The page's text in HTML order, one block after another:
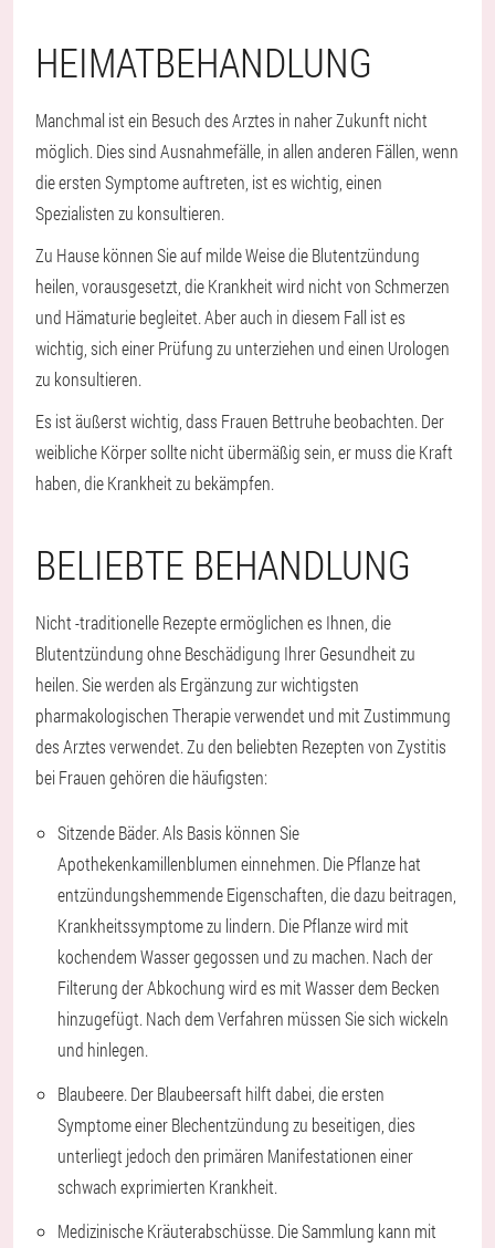
HEIMATBEHANDLUNG
Manchmal ist ein Besuch des Arztes in naher Zukunft nicht
möglich. Dies sind Ausnahmefälle, in allen anderen Fällen, wenn
die ersten Symptome auftreten, ist es wichtig, einen
Spezialisten zu konsultieren.
Zu Hause können Sie auf milde Weise die Blutentzündung
heilen, vorausgesetzt, die Krankheit wird nicht von Schmerzen
und Hämaturie begleitet. Aber auch in diesem Fall ist es
wichtig, sich einer Prüfung zu unterziehen und einen Urologen
zu konsultieren.
Es ist äußerst wichtig, dass Frauen Bettruhe beobachten. Der
weibliche Körper sollte nicht übermäßig sein, er muss die Kraft
haben, die Krankheit zu bekämpfen.
BELIEBTE BEHANDLUNG
Nicht -traditionelle Rezepte ermöglichen es Ihnen, die
Blutentzündung ohne Beschädigung Ihrer Gesundheit zu
heilen. Sie werden als Ergänzung zur wichtigsten
pharmakologischen Therapie verwendet und mit Zustimmung
des Arztes verwendet. Zu den beliebten Rezepten von Zystitis
bei Frauen gehören die häufigsten:
Sitzende Bäder. Als Basis können Sie
Apothekenkamillenblumen einnehmen. Die Pflanze hat
entzündungshemmende Eigenschaften, die dazu beitragen,
Krankheitssymptome zu lindern. Die Pflanze wird mit
kochendem Wasser gegossen und zu machen. Nach der
Filterung der Abkochung wird es mit Wasser dem Becken
hinzugefügt. Nach dem Verfahren müssen Sie sich wickeln
und hinlegen.
Blaubeere. Der Blaubeersaft hilft dabei, die ersten
Symptome einer Blechentzündung zu beseitigen, dies
unterliegt jedoch den primären Manifestationen einer
schwach exprimierten Krankheit.
Medizinische Kräuterabschüsse. Die Sammlung kann mit